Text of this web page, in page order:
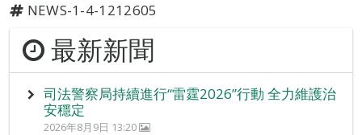
NEWS-1-4-1212605
最新新聞
司法警察局持續進行“雷霆2026”行動 全力維護治
安穩定
2026年8月9日 13:20